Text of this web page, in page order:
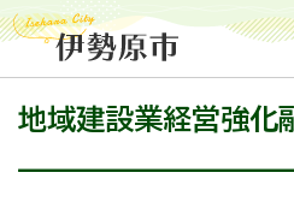
地域建設業経営強化